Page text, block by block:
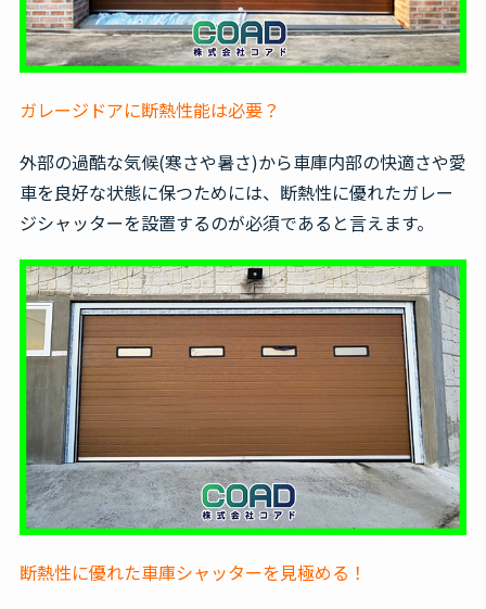
ガレージドアに断熱性能は必要？
外部の過酷な気候(寒さや暑さ)から車庫内部の快適さや愛
車を良好な状態に保つためには、断熱性に優れたガレー
ジシャッターを設置するのが必須であると言えます。
断熱性に優れた車庫シャッターを見極める！